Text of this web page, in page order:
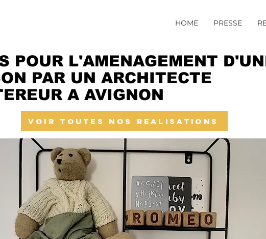
HOME PRESSE
POUR L'AMENAGEMENT
PAR UN ARCHITECTE
A AVIGNON
VOIR TOUTES NOS REALISATIONS